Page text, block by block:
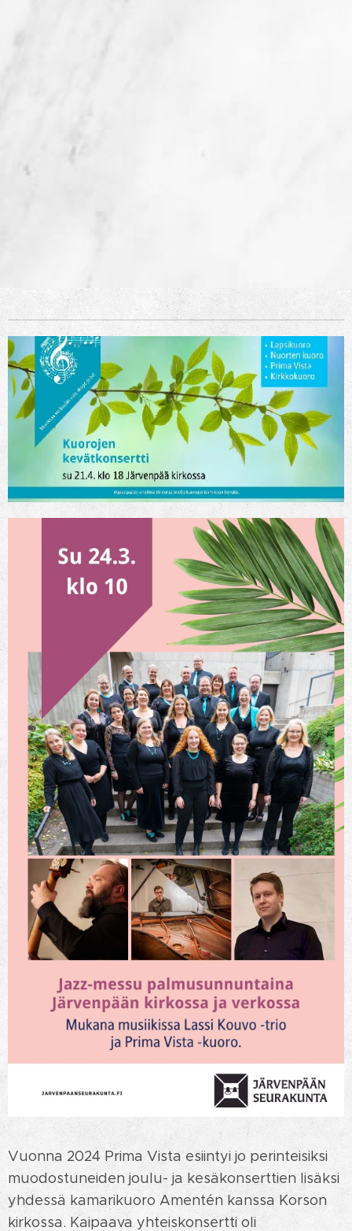
Vuonna 2024 Prima Vista esiintyi jo perinteisiksi
muodostuneiden joulu- ja kesäkonserttien lisäksi
yhdessä kamarikuoro Amentén kanssa Korson
kirkossa. Kaipaava yhteiskonsertti oli